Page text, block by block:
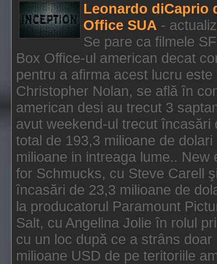
Leonardo diCaprio
Office SUA -
Se pare ca filmele
Box Office-ul american decat
pentru a afirma acest lucru
Christopher Nolan, se află în
american desi au trecut 3
avut weekend-ul trecut încasări
total de 193,3 milioane de
milioane in intreaga lume..
for Schmucks, cu Steve Carell
încasări de 23,3 milioane de
la producatorul Paramount
Salt, cu Angelina Jolie în rolul
cu un loc după ce a strâns
milioane USD de pe teritoriile